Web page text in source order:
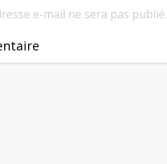
e-mail ne sera pas publié.